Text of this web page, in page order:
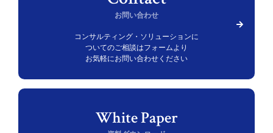
お問い合わせ
コンサルティング・ソリューションに
ついてのご相談はフォームより
お気軽にお問い合わせください